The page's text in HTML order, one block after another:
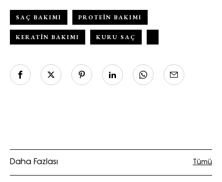
SAÇ BAKIMI PROTEIN BAKIMI
KERATIN BAKIMI KURU SAÇ
Daha Fazlası Tümü